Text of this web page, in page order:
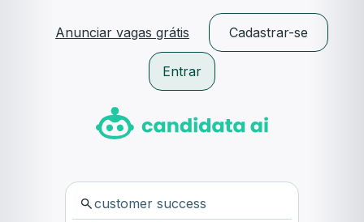
Anunciar vagas grátis Cadastrar-se
Entrar